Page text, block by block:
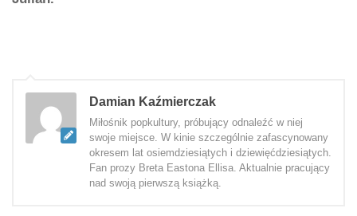
Damian Kaźmierczak
Miłośnik popkultury, próbujący odnaleźć w niej
swoje miejsce. W kinie szczególnie zafascynowany
okresem lat osiemdziesiątych i dziewięćdziesiątych.
Fan prozy Breta Eastona Ellisa. Aktualnie pracujący
nad swoją pierwszą książką.